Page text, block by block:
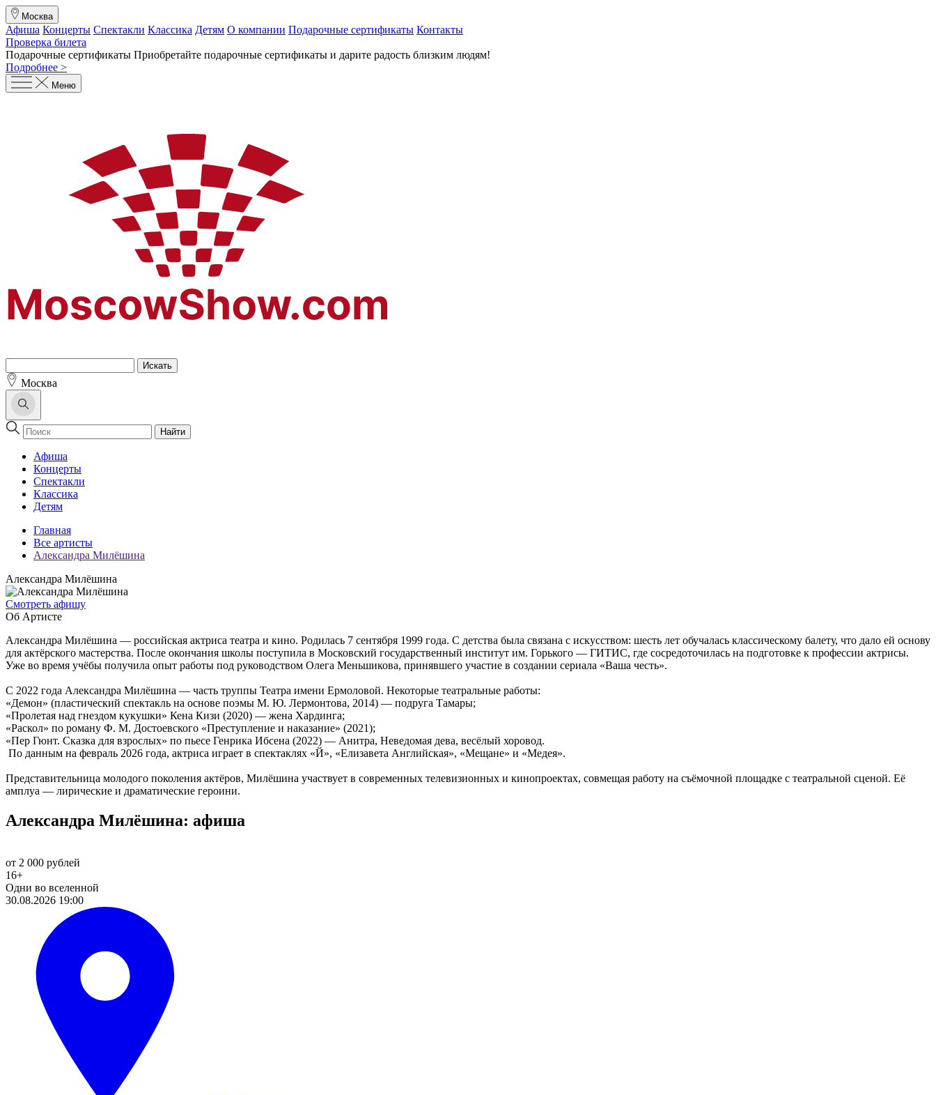
Москва
Афиша Концерты Спектакли Классика Детям О компании Подарочные сертификаты Контакты
Проверка билета
Подарочные сертификаты Приобретайте подарочные сертификаты и дарите радость близким людям!
Подробнее >
Меню
Москва
Найти
Афиша
Концерты
Спектакли
Классика
Детям
Главная
Все артисты
Александра Милёшина
Александра Милёшина
Cмотреть афишу
Об Артисте
Александра Милёшина — российская актриса театра и кино. Родилась 7 сентября 1999 года. С детства была связана с искусством: шесть лет обучалась классическому балету, что дало ей основу
для актёрского мастерства. После окончания школы поступила в Московский государственный институт им. Горького — ГИТИС, где сосредоточилась на подготовке к профессии актрисы.
Уже во время учёбы получила опыт работы под руководством Олега Меньшикова, принявшего участие в создании сериала «Ваша честь».
С 2022 года Александра Милёшина — часть труппы Театра имени Ермоловой. Некоторые театральные работы:
«Демон» (пластический спектакль на основе поэмы М. Ю. Лермонтова, 2014) — подруга Тамары;
«Пролетая над гнездом кукушки» Кена Кизи (2020) — жена Хардинга;
«Раскол» по роману Ф. М. Достоевского «Преступление и наказание» (2021);
«Пер Гюнт. Сказка для взрослых» по пьесе Генрика Ибсена (2022) — Анитра, Неведомая дева, весёлый хоровод.
По данным на февраль 2026 года, актриса играет в спектаклях «Й», «Елизавета Английская», «Мещане» и «Медея».
Представительница молодого поколения актёров, Милёшина участвует в современных телевизионных и кинопроектах, совмещая работу на съёмочной площадке с театральной сценой. Её
амплуа — лирические и драматические героини.
Александра Милёшина: афиша
от 2 000 рублей
16+
Одни во вселенной
30.08.2026 19:00